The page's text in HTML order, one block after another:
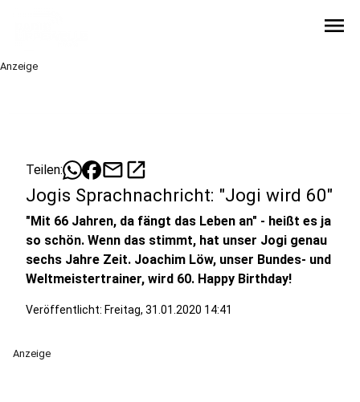
menu
Anzeige
Teilen: mailopen_in_new
Jogis Sprachnachricht: "Jogi wird 60"
"Mit 66 Jahren, da fängt das Leben an" - heißt es ja
so schön. Wenn das stimmt, hat unser Jogi genau
sechs Jahre Zeit. Joachim Löw, unser Bundes- und
Weltmeistertrainer, wird 60. Happy Birthday!
Veröffentlicht: Freitag, 31.01.2020 14:41
Anzeige